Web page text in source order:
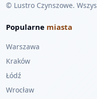
© Lustro Czynszowe.
Popularne miasta
Warszawa
Kraków
Łódź
Wrocław